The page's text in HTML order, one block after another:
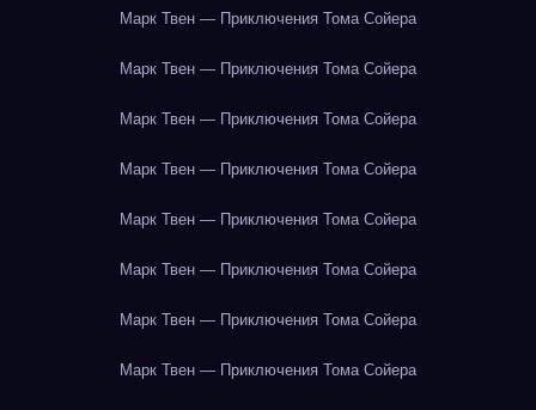
Марк Твен — Приключения Тома Сойера
Марк Твен — Приключения Тома Сойера
Марк Твен — Приключения Тома Сойера
Марк Твен — Приключения Тома Сойера
Марк Твен — Приключения Тома Сойера
Марк Твен — Приключения Тома Сойера
Марк Твен — Приключения Тома Сойера
Марк Твен — Приключения Тома Сойера